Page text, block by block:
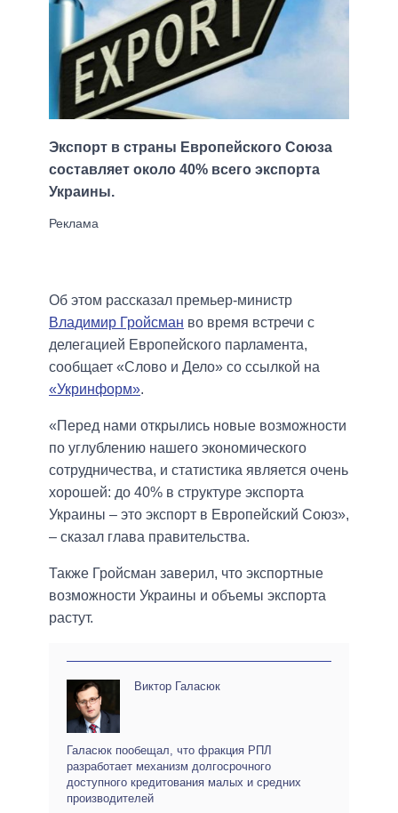
Экспорт в страны Европейского Союза
составляет около 40% всего экспорта
Украины.
Об этом рассказал премьер-министр
Владимир Гройсман во время встречи с
делегацией Европейского парламента,
сообщает «Слово и Дело» со ссылкой на
«Укринформ».
«Перед нами открылись новые возможности
по углублению нашего экономического
сотрудничества, и статистика является очень
хорошей: до 40% в структуре экспорта
Украины – это экспорт в Европейский Союз»,
– сказал глава правительства.
Также Гройсман заверил, что экспортные
возможности Украины и объемы экспорта
растут.
Виктор Галасюк
Галасюк пообещал, что фракция РПЛ
разработает механизм долгосрочного
доступного кредитования малых и средних
производителей